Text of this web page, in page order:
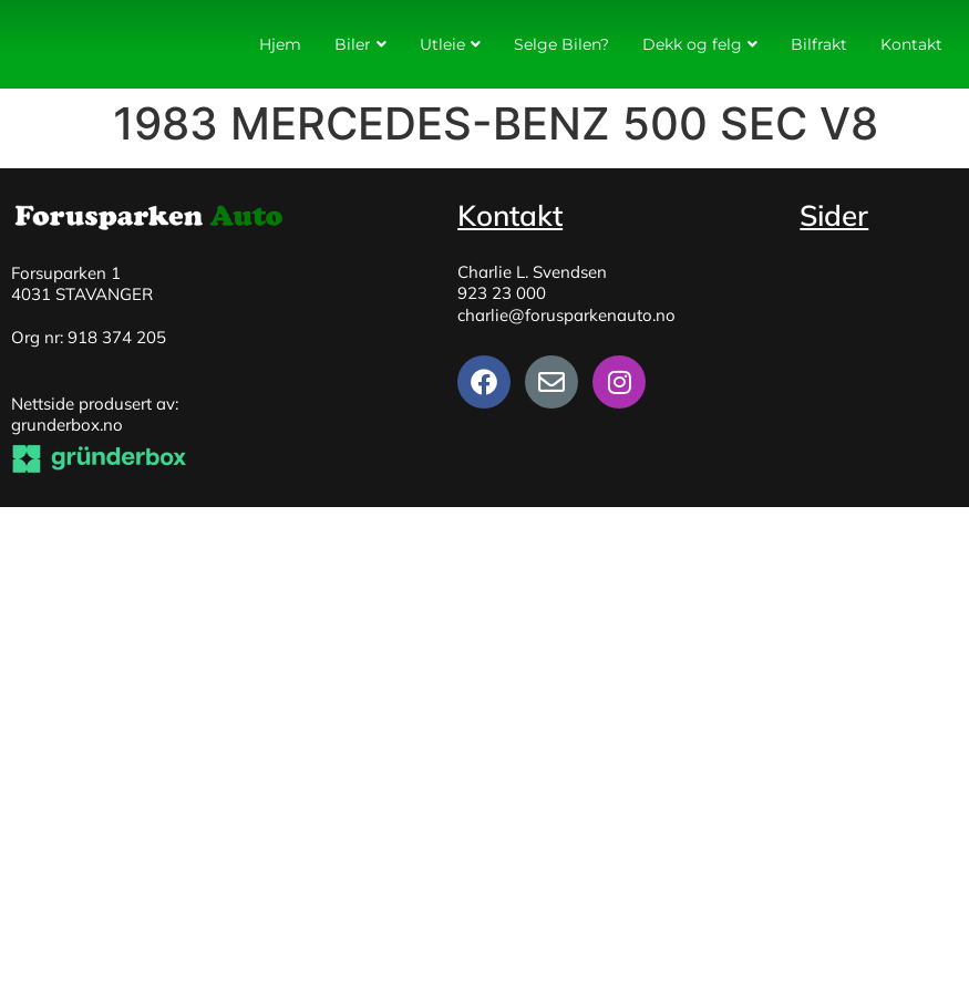
Hjem Biler Utleie Selge Bilen? Dekk og felg Bilfrakt Kontakt
1983 MERCEDES-BENZ 500 SEC V8
Forsuparken 1
4031 STAVANGER
Org nr: 918 374 205
Nettside produsert av:
grunderbox.no
Kontakt
Charlie L. Svendsen
923 23 000
charlie@forusparkenauto.no
Sider